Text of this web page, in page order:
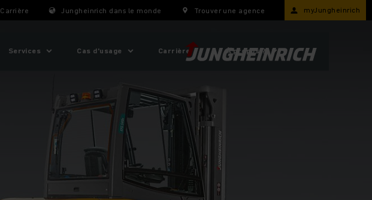
Carrière Jungheinrich dans le monde Trouver une agence myJungheinrich
Services Cas d'usage Carrière À propos ?